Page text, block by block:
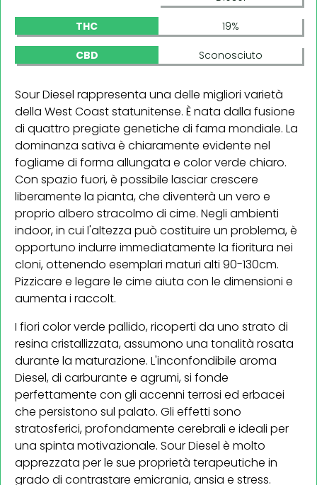
THC 19%
CBD Sconosciuto
Sour Diesel rappresenta una delle migliori varietà
della West Coast statunitense. È nata dalla fusione
di quattro pregiate genetiche di fama mondiale. La
dominanza sativa è chiaramente evidente nel
fogliame di forma allungata e color verde chiaro.
Con spazio fuori, è possibile lasciar crescere
liberamente la pianta, che diventerà un vero e
proprio albero stracolmo di cime. Negli ambienti
indoor, in cui l'altezza può costituire un problema, è
opportuno indurre immediatamente la fioritura nei
cloni, ottenendo esemplari maturi alti 90-130cm.
Pizzicare e legare le cime aiuta con le dimensioni e
aumenta i raccolt.
I fiori color verde pallido, ricoperti da uno strato di
resina cristallizzata, assumono una tonalità rosata
durante la maturazione. L'inconfondibile aroma
Diesel, di carburante e agrumi, si fonde
perfettamente con gli accenni terrosi ed erbacei
che persistono sul palato. Gli effetti sono
stratosferici, profondamente cerebrali e ideali per
una spinta motivazionale. Sour Diesel è molto
apprezzata per le sue proprietà terapeutiche in
grado di contrastare emicrania, ansia e stress.